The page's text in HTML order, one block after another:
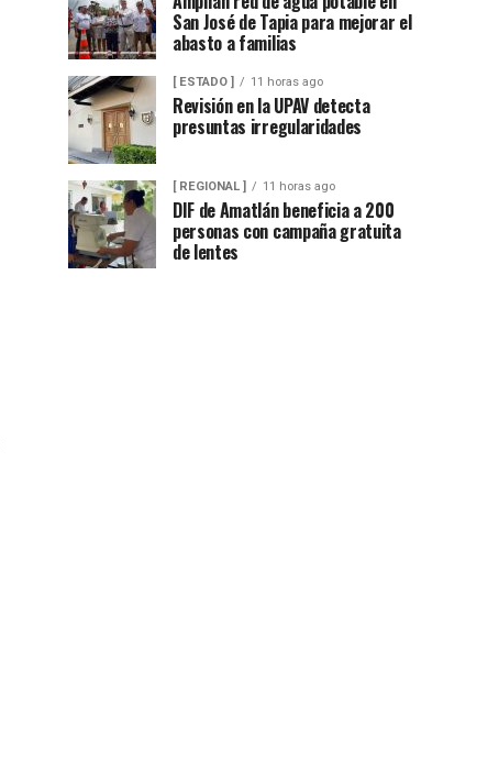
San José de Tapia para mejorar el
abasto a familias
[ ESTADO ] 11 horas ago
Revisión en la UPAV detecta
presuntas irregularidades
[ REGIONAL ] 11 horas ago
DIF de Amatlán beneficia a 200
personas con campaña gratuita
de lentes